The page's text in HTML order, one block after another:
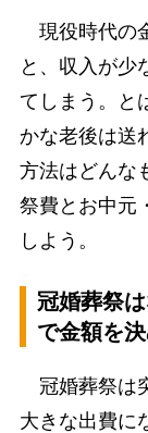
現役時代の
と、収入が少
てしまう。と
かな老後は送
方法はどんな
祭費とお中元
しよう。
冠婚葬祭
で金額を
冠婚葬祭は
大きな出費に